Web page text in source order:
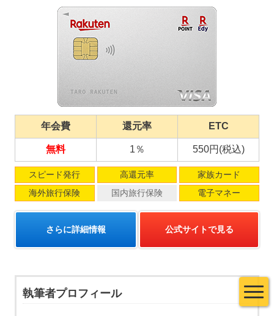
年会費 還元率 ETC
無料 1％ 550円(税込)
スピード発行 高還元率
家族カード
海外旅行保険
国内旅行保険 電子マネー
さらに詳細情報 公式サイトで見る
執筆者プロフィール